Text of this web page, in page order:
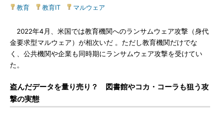
教育 教育IT マルウェア
2022年4月、米国では教育機関へのランサムウェア攻撃（身代
金要求型マルウェア）が相次いだ 。ただし教育機関だけでな
く、公共機関や企業も同時期にランサムウェア攻撃を受けてい
た。
盗んだデータを量り売り？ 図書館やコカ・コーラも狙う攻
撃の実態